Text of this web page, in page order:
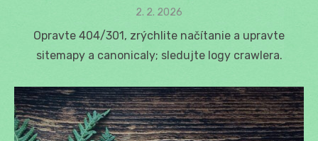
Posted
2. 2. 2026
Opravte 404/301, zrýchlite načítanie a upravte
sitemapy a canonicaly; sledujte logy crawlera.